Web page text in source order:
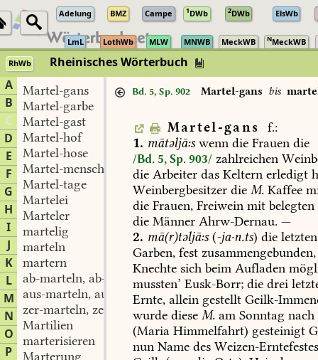
Adelung BMZ Campe 1DWb 2DWb ElsWb
LmL LothWb MLW MNWB MeckWB NMeckWB
RhWb
Rheinisches Wörterbuch
A
B
C
D
E
F
G
H
I
J
K
L
M
N
O
P
Martel-gans
Martel-garbe
Martel-gast
Martel-hof
Martel-hose
Martel-mensch
Martel-tage
Martelei
Marteler
martelig
marteln
martern
ab-marteln, ab-martern
aus-marteln, aus-martern
zer-marteln, zer-martern
Martilien
marterisieren
Marterung
Bd. 5, Sp. 902 Martel-gans bis
Martel-gans
f.:
1. mātəljā:s wenn die Frauen die
/Bd. 5, Sp. 903/ zahlreichen
die Arbeiter das Keltern erledigt
Weinbergbesitzer die M. Kaffee
die Frauen, Freiwein mit belegten
die Männer Ahrw-Dernau. —
2. mā(r)təljā:s (-ja·n.ts) die letzten
Garben, fest zusammengebunden,
Knechte sich beim Aufladen
mussten’ Eusk-Borr; die drei
Ernte, allein gestellt Geilk-
wurde diese M. am Sonntag nach
(Maria Himmelfahrt) gesteinigt
nun Name des Weizen-